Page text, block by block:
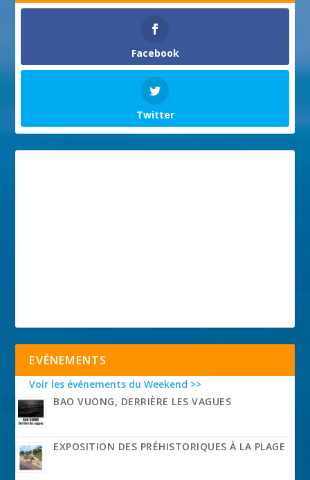
Facebook
Twitter
EVÉNEMENTS
Voir les événements du Weekend >>
BAO VUONG, DERRIÈRE LES VAGUES
EXPOSITION DES PRÉHISTORIQUES À LA PLAGE